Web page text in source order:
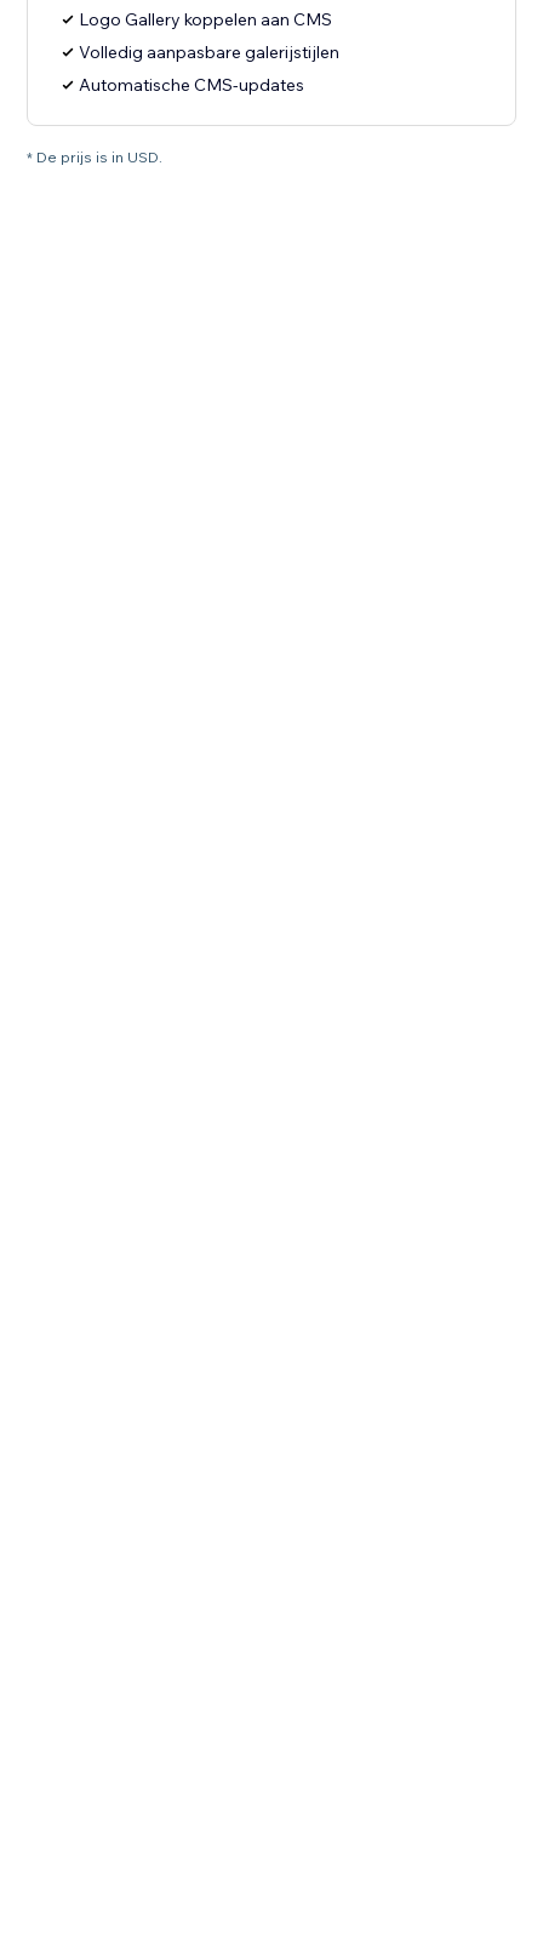
Logo Gallery koppelen aan CMS
Volledig aanpasbare galerijstijlen
Automatische CMS-updates
* De prijs is in USD.